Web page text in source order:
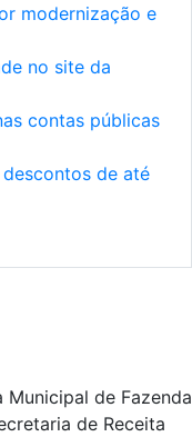
modernização e
no site da
contas públicas
de até
de Fazenda
de Receita